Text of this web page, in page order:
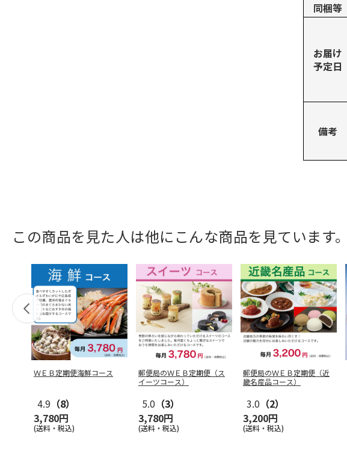
同梱等
お届け
予定日
備考
この商品を見た人は他にこんな商品を見ています。
ＷＥＢ定期便海鮮コース
4.9 （8）
3,780円
(送料・税込)
郵便局のＷＥＢ定期便（ス
イーツコース）
5.0 （3）
3,780円
(送料・税込)
郵便局のＷＥＢ定期便（近
畿名産品コース）
3.0 （2）
3,200円
(送料・税込)